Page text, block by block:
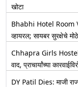
खोटा
Bhabhi Hotel Room
व्हायरल; सायबर सुरक्षेचे
Chhapra Girls Hostel
वाद, प्राचार्यांच्या
DY Patil Dies: माजी